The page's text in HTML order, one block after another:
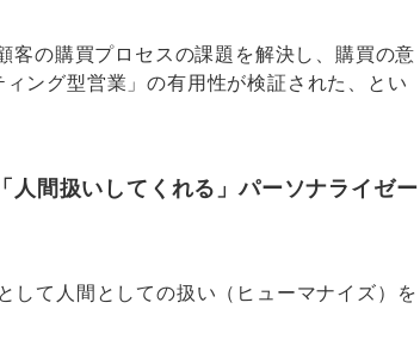
客の購買プロセスの課題を解決し、購買の意
ング型営業」の有用性が検証された、とい
間扱いしてくれる」パーソナライゼー
して人間としての扱い（ヒューマナイズ）を